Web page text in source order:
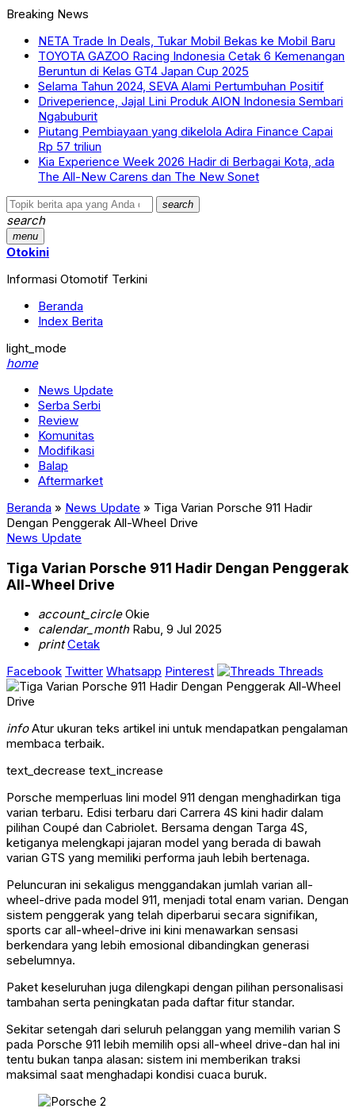
Breaking News
NETA Trade In Deals, Tukar Mobil Bekas ke Mobil Baru
TOYOTA GAZOO Racing Indonesia Cetak 6 Kemenangan
Beruntun di Kelas GT4 Japan Cup 2025
Selama Tahun 2024, SEVA Alami Pertumbuhan Positif
Driveperience, Jajal Lini Produk AION Indonesia Sembari
Ngabuburit
Piutang Pembiayaan yang dikelola Adira Finance Capai
Rp 57 triliun
Kia Experience Week 2026 Hadir di Berbagai Kota, ada
The All-New Carens dan The New Sonet
search
search
menu
Otokini
Informasi Otomotif Terkini
Beranda
Index Berita
light_mode
home
News Update
Serba Serbi
Review
Komunitas
Modifikasi
Balap
Aftermarket
Beranda » News Update » Tiga Varian Porsche 911 Hadir
Dengan Penggerak All-Wheel Drive
News Update
Tiga Varian Porsche 911 Hadir Dengan Penggerak
All-Wheel Drive
account_circleOkie
calendar_monthRabu, 9 Jul 2025
print Cetak
Facebook Twitter Whatsapp Pinterest Threads
infoAtur ukuran teks artikel ini untuk mendapatkan pengalaman
membaca terbaik.
text_decrease text_increase
Porsche memperluas lini model 911 dengan menghadirkan tiga
varian terbaru. Edisi terbaru dari Carrera 4S kini hadir dalam
pilihan Coupé dan Cabriolet. Bersama dengan Targa 4S,
ketiganya melengkapi jajaran model yang berada di bawah
varian GTS yang memiliki performa jauh lebih bertenaga.
Peluncuran ini sekaligus menggandakan jumlah varian all-
wheel-drive pada model 911, menjadi total enam varian. Dengan
sistem penggerak yang telah diperbarui secara signifikan,
sports car all-wheel-drive ini kini menawarkan sensasi
berkendara yang lebih emosional dibandingkan generasi
sebelumnya.
Paket keseluruhan juga dilengkapi dengan pilihan personalisasi
tambahan serta peningkatan pada daftar fitur standar.
Sekitar setengah dari seluruh pelanggan yang memilih varian S
pada Porsche 911 lebih memilih opsi all-wheel drive-dan hal ini
tentu bukan tanpa alasan: sistem ini memberikan traksi
maksimal saat menghadapi kondisi cuaca buruk.